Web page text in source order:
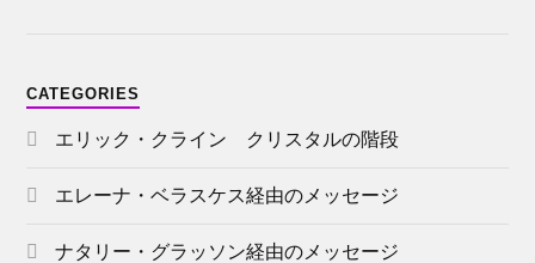
CATEGORIES
エリック・クライン クリスタルの階段
エレーナ・ベラスケス経由のメッセージ
ナタリー・グラッソン経由のメッセージ